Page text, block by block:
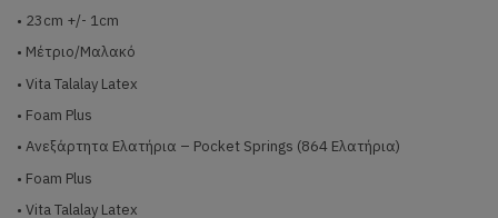
• 23cm +/- 1cm
• Μέτριο/Μαλακό
• Vita Talalay Latex
• Foam Plus
• Ανεξάρτητα Ελατήρια – Pocket Springs (864 Ελατήρια)
• Foam Plus
• Vita Talalay Latex